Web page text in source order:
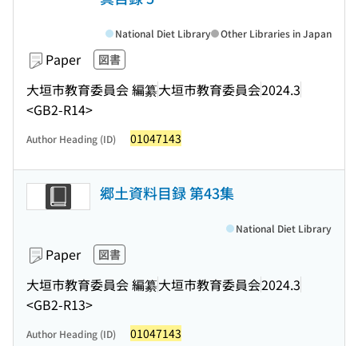
Paper 図書
大垣市教育委員会 編纂大垣市教育委員会2024.3
<GB2-R14>
National Diet Library Other Libraries in Japan
Author Heading (ID) 01047143
郷土資料目録 第43集
Paper 図書
大垣市教育委員会 編纂大垣市教育委員会2024.3
<GB2-R13>
National Diet Library
Author Heading (ID) 01047143